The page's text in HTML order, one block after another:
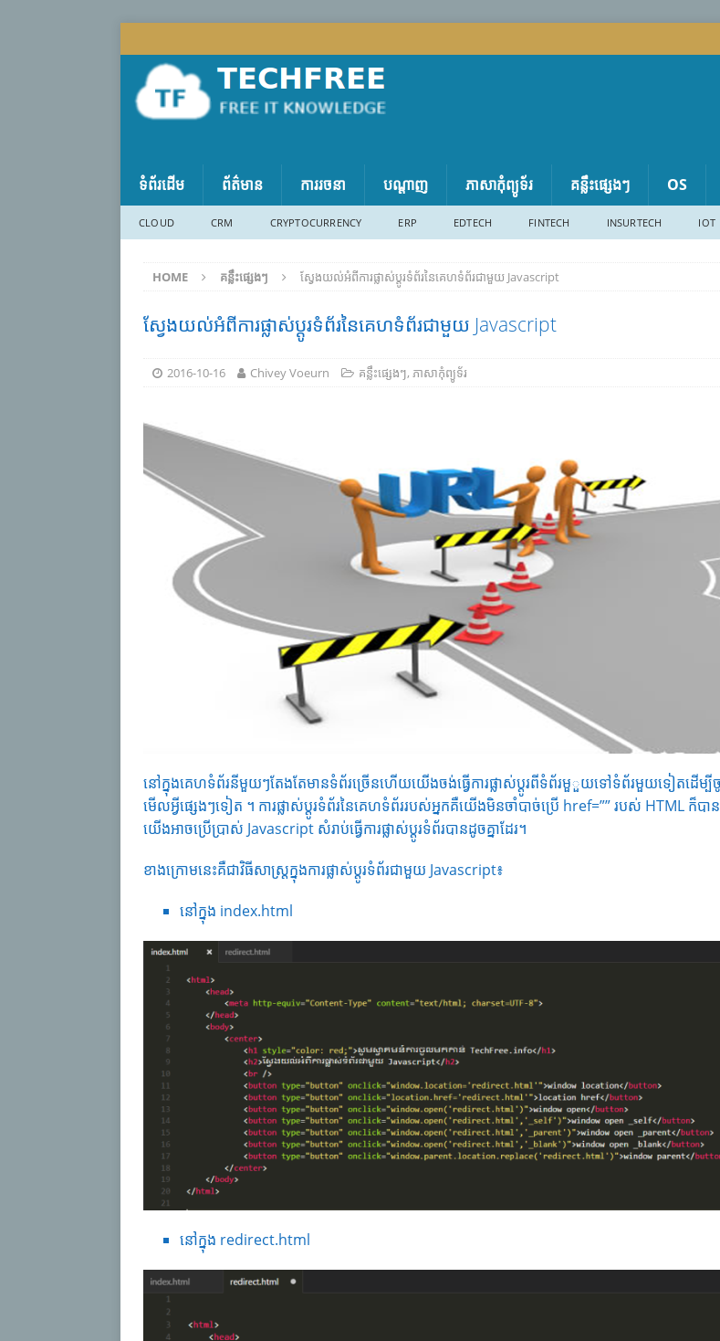
ទំព័រដើម ព័ត៌មាន ការរចនា បណ្តាញ ភាសា​កុំព្យូទ័រ គន្លឹះផ្សេងៗ OS
CLOUD CRM CRYPTOCURRENCY ERP EDTECH FINTECH INSURTECH IOT
HOME គន្លឹះផ្សេងៗ ស្វែងយល់អំពីការផ្លាស់ប្តូរទំព័រនៃគេហទំព័រជាមួយ Javascript
ស្វែងយល់អំពីការផ្លាស់ប្តូរទំព័រនៃគេហទំព័រជាមួយ Javascript
2016-10-16 Chivey Voeurn គន្លឹះផ្សេងៗ, ភាសា​កុំព្យូទ័រ
នៅក្នុងគេហទំព័រនីមួយៗតែងតែមានទំព័រច្រើនហើយយើងចង់ធ្វើការផ្លាស់ប្តូរពីទំព័រមួួយទៅទំព័រមួយទៀតដើម្
មើលអ្វីផ្សេងៗទៀត ។ ការផ្លាស់ប្តូរទំព័រនៃគេហទំព័ររបស់អ្នកគឺយើងមិនចាំបាច់ប្រើ href=”” របស់ HTML ក៏បា
យើងអាចប្រើប្រាស់ Javascript សំរាប់ធ្វើការផ្លាស់ប្តូរទំព័របានដូចគ្នាដែរ។
ខាងក្រោមនេះគឺជាវិធីសាស្ត្រក្នុងការផ្លាស់ប្តូរទំព័រជាមួយ Javascript៖
នៅក្នុង index.html
នៅក្នុង redirect.html